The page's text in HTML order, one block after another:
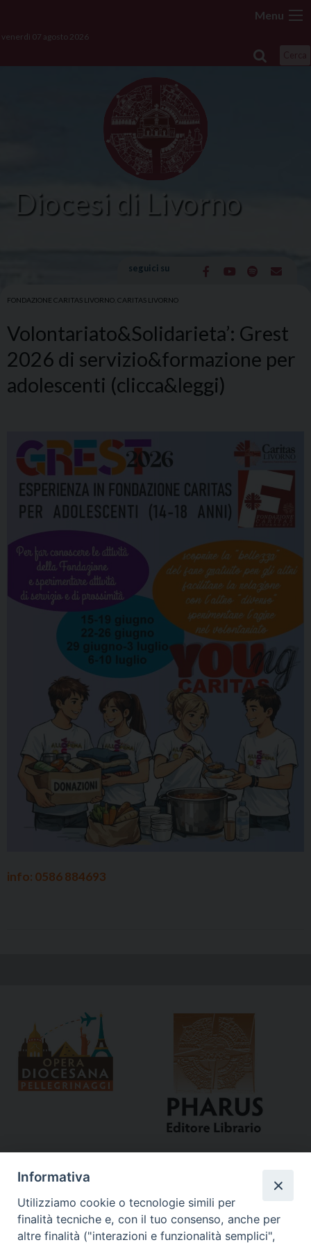
content
Menu
venerdì 07 agosto 2026
Diocesi di Livorno
seguici su
FONDAZIONE CARITAS LIVORNO CARITAS LIVORNO
Volontariato&Solidarieta’: Grest
2026 di servizio&formazione per
adolescenti (clicca&leggi)
info: 0586 884693
Informativa
Utilizziamo cookie o tecnologie simili per
finalità tecniche e, con il tuo consenso, anche per
altre finalità ("interazioni e funzionalità semplici",